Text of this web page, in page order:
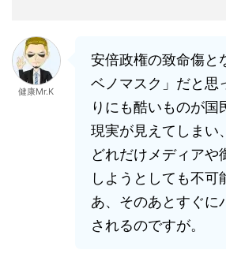
健康Mr.K
安倍政権の致命傷と
ベノマスク」だと思
りにも酷いものが国
現実が見えてしまい
どれだけメディアや
しようとしても不可
あ、そのあとすぐに
されるのですが。